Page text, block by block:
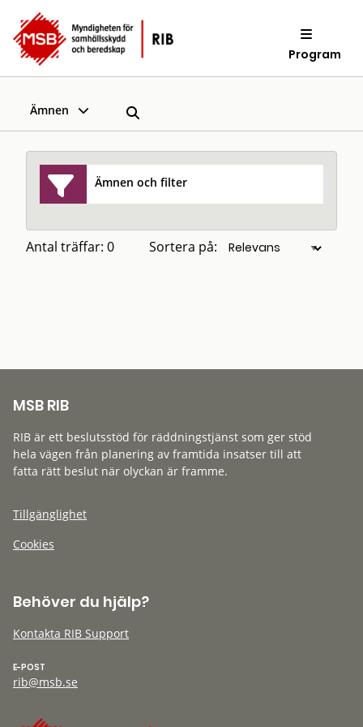
Program
Ämnen
Ämnen och filter
Antal träffar: 0 Sortera på:
MSB RIB
RIB är ett beslutsstöd för räddningstjänst som ger stöd
hela vägen från planering av framtida insatser till att
fatta rätt beslut när olyckan är framme.
Tillgänglighet
Cookies
Behöver du hjälp?
Kontakta RIB Support
E-POST
rib@msb.se